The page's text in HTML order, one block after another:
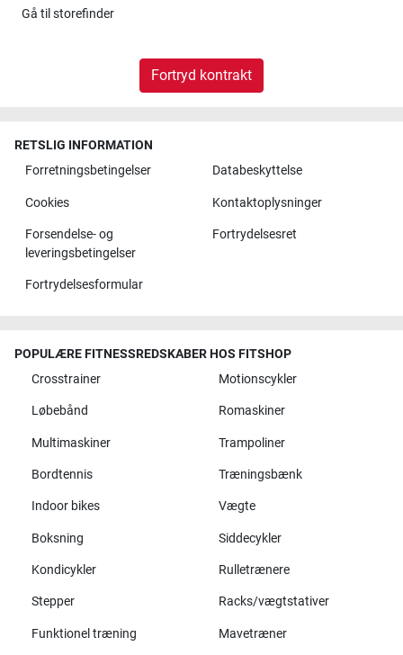
Gå til storefinder
Fortryd kontrakt
RETSLIG INFORMATION
Forretningsbetingelser
Databeskyttelse
Cookies Kontaktoplysninger
Forsendelse- og
leveringsbetingelser
Fortrydelsesret
Fortrydelsesformular
POPULÆRE FITNESSREDSKABER HOS FITSHOP
Crosstrainer
Motionscykler
Løbebånd Romaskiner
Multimaskiner Trampoliner
Bordtennis Træningsbænk
Indoor bikes Vægte
Boksning Siddecykler
Kondicykler Rulletrænere
Stepper Racks/vægtstativer
Funktionel træning Mavetræner